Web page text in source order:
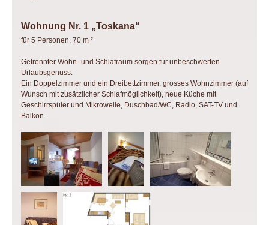
Wohnung Nr. 1 „Toskana“
für 5 Personen, 70 m ²
Getrennter Wohn- und Schlafraum sorgen für unbeschwerten
Urlaubsgenuss.
Ein Doppelzimmer und ein Dreibettzimmer, grosses Wohnzimmer (auf
Wunsch mit zusätzlicher Schlafmöglichkeit), neue Küche mit
Geschirrspüler und Mikrowelle, Duschbad/WC, Radio, SAT-TV und
Balkon.